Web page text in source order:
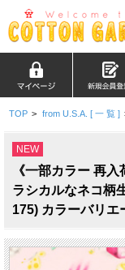
TOP > from U.S.A. [ 一 覧 ]
NEW
《一部カラー 再
ラシカルなネコ柄
175) カラーバリエ